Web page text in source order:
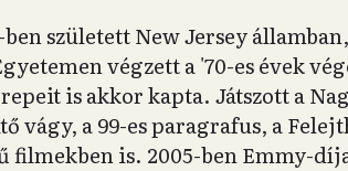
ben született New Jersey
végzett a '70-es évek
is akkor kapta. Játszott a
vágy, a 99-es paragrafus, a
filmekben is. 2005-ben Emmy-